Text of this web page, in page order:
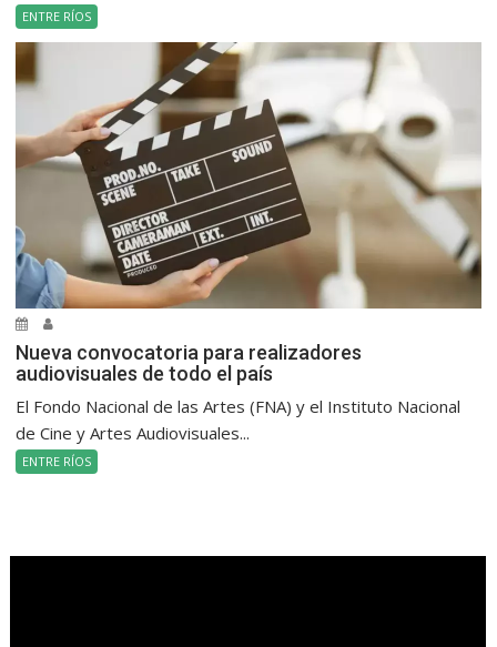
ENTRE RÍOS
Nueva convocatoria para realizadores
audiovisuales de todo el país
El Fondo Nacional de las Artes (FNA) y el Instituto Nacional
de Cine y Artes Audiovisuales...
ENTRE RÍOS